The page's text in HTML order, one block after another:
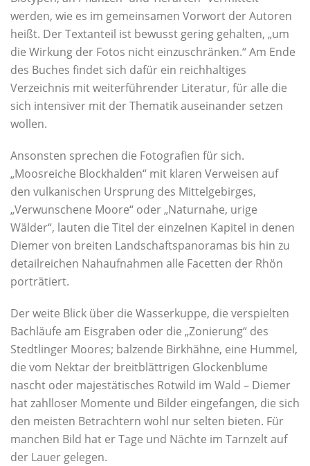
werden, wie es im gemeinsamen Vorwort der Autoren
heißt. Der Textanteil ist bewusst gering gehalten, „um
die Wirkung der Fotos nicht einzuschränken.“ Am Ende
des Buches findet sich dafür ein reichhaltiges
Verzeichnis mit weiterführender Literatur, für alle die
sich intensiver mit der Thematik auseinander setzen
wollen.
Ansonsten sprechen die Fotografien für sich.
„Moosreiche Blockhalden“ mit klaren Verweisen auf
den vulkanischen Ursprung des Mittelgebirges,
„Verwunschene Moore“ oder „Naturnahe, urige
Wälder“, lauten die Titel der einzelnen Kapitel in denen
Diemer von breiten Landschaftspanoramas bis hin zu
detailreichen Nahaufnahmen alle Facetten der Rhön
porträtiert.
Der weite Blick über die Wasserkuppe, die verspielten
Bachläufe am Eisgraben oder die „Zonierung“ des
Stedtlinger Moores; balzende Birkhähne, eine Hummel,
die vom Nektar der breitblättrigen Glockenblume
nascht oder majestätisches Rotwild im Wald – Diemer
hat zahlloser Momente und Bilder eingefangen, die sich
den meisten Betrachtern wohl nur selten bieten. Für
manchen Bild hat er Tage und Nächte im Tarnzelt auf
der Lauer gelegen.